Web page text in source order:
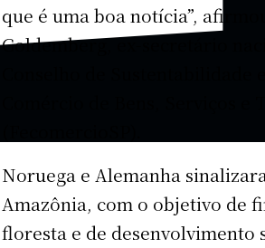
que é uma boa notícia”,
Goldemberg, ex-secretário
Noruega e Alemanha
Amazônia, com o objetivo de
floresta e de desenvolvimento